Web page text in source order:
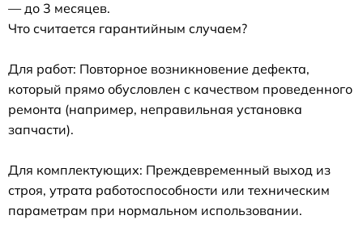
— до 3 месяцев.
Что считается гарантийным случаем?
Для работ: Повторное возникновение дефекта,
который прямо обусловлен с качеством проведенного
ремонта (например, неправильная установка
запчасти).
Для комплектующих: Преждевременный выход из
строя, утрата работоспособности или техническим
параметрам при нормальном использовании.